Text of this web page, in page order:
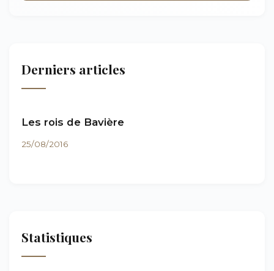
Derniers articles
Les rois de Bavière
25/08/2016
Statistiques